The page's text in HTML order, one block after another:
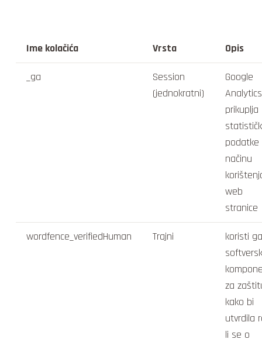
Ime kolačića Vrsta Opis
_ga
Session
(jednokratni)
Google
Analytics
prikuplja
podatke
načinu
web
stranice
wordfence_verifiedHuman Trajni
koristi ga
za
kako bi
utvrdila
li se o